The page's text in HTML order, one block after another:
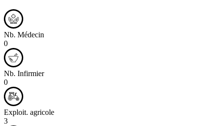
Nb. Médecin
0
Nb. Infirmier
0
Exploit. agricole
3